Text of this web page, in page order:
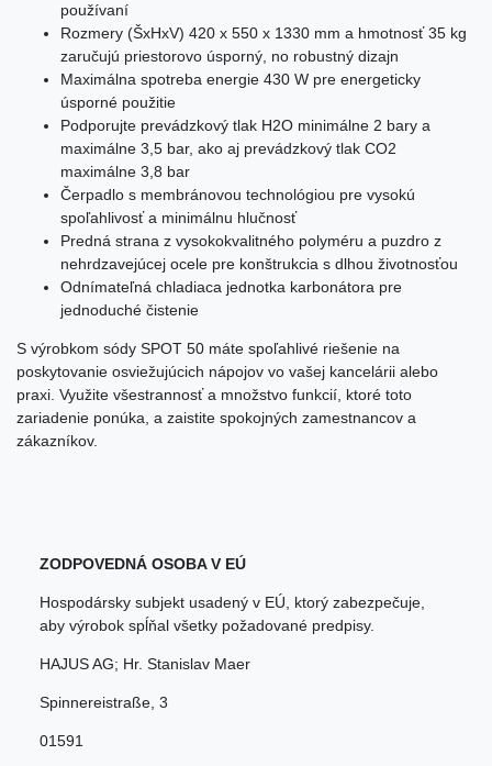
používaní
Rozmery (ŠxHxV) 420 x 550 x 1330 mm a hmotnosť 35 kg
zaručujú priestorovo úsporný, no robustný dizajn
Maximálna spotreba energie 430 W pre energeticky
úsporné použitie
Podporujte prevádzkový tlak H2O minimálne 2 bary a
maximálne 3,5 bar, ako aj prevádzkový tlak CO2
maximálne 3,8 bar
Čerpadlo s membránovou technológiou pre vysokú
spoľahlivosť a minimálnu hlučnosť
Predná strana z vysokokvalitného polyméru a puzdro z
nehrdzavejúcej ocele pre konštrukcia s dlhou životnosťou
Odnímateľná chladiaca jednotka karbonátora pre
jednoduché čistenie
S výrobkom sódy SPOT 50 máte spoľahlivé riešenie na
poskytovanie osviežujúcich nápojov vo vašej kancelárii alebo
praxi. Využite všestrannosť a množstvo funkcií, ktoré toto
zariadenie ponúka, a zaistite spokojných zamestnancov a
zákazníkov.
ZODPOVEDNÁ OSOBA V EÚ
Hospodársky subjekt usadený v EÚ, ktorý zabezpečuje,
aby výrobok spĺňal všetky požadované predpisy.
HAJUS AG; Hr. Stanislav Maer
Spinnereistraße 3
01591